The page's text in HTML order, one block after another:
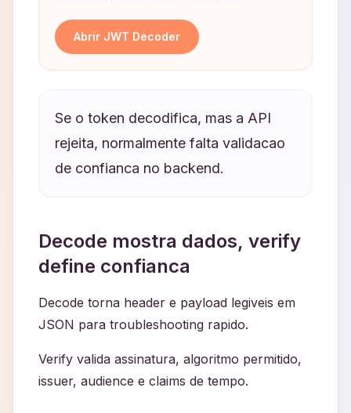
Abrir JWT Decoder
Se o token decodifica, mas a API
rejeita, normalmente falta validacao
de confianca no backend.
Decode mostra dados, verify
define confianca
Decode torna header e payload legiveis em
JSON para troubleshooting rapido.
Verify valida assinatura, algoritmo permitido,
issuer, audience e claims de tempo.